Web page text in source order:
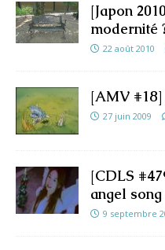
[Japon
modernité
22 août 2010
[AMV
27 juin 2009
[CDLS
angel
9 septembre